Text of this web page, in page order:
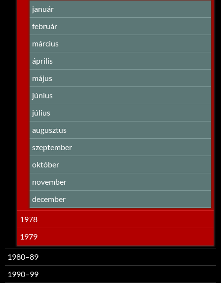
január
február
március
április
május
június
július
augusztus
szeptember
október
november
december
1978
1979
1980–89
1990–99